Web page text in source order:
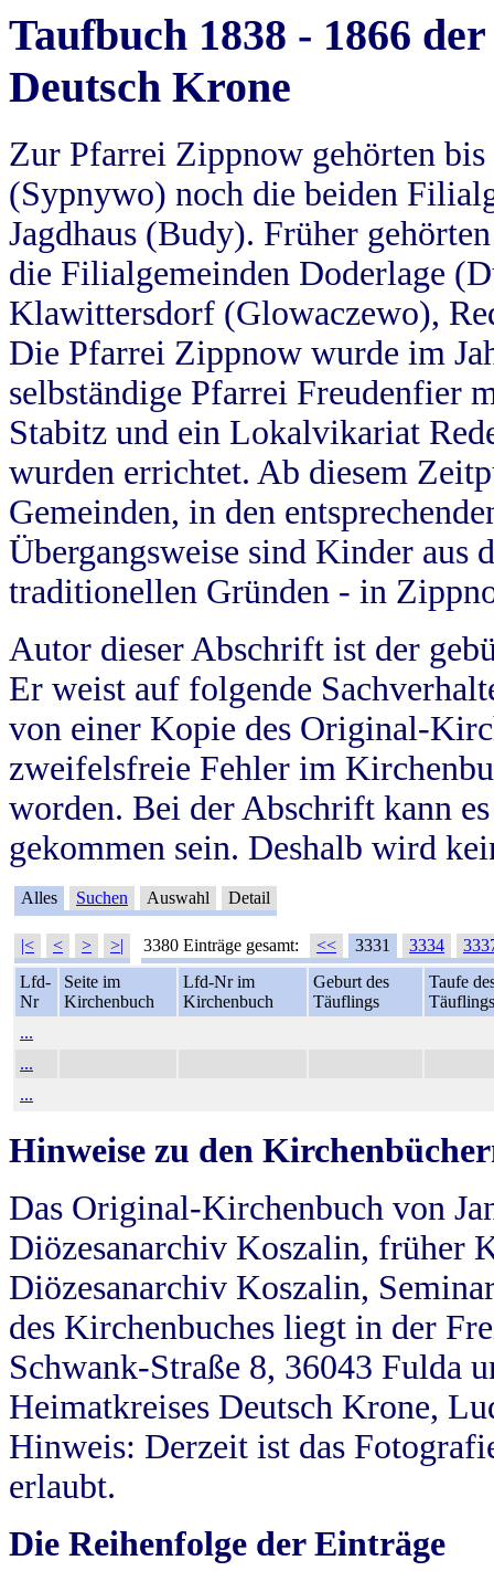
Taufbuch 1838 - 1866
Deutsch Krone
Zur Pfarrei Zippnow gehörten
(Sypnywo) noch die beiden
Jagdhaus (Budy). Früher
die Filialgemeinden Doderlage
Klawittersdorf (Glowaczewo),
Die Pfarrei Zippnow wurde im
selbständige Pfarrei Freudenfier
Stabitz und ein Lokalvikariat
wurden errichtet. Ab diesem
Gemeinden, in den
Übergangsweise sind Kinder aus
traditionellen Gründen - in
Autor dieser Abschrift ist der
Er weist auf folgende
von einer Kopie des Original-
zweifelsfreie Fehler im
worden. Bei der Abschrift kann
gekommen sein. Deshalb wird
Alles Suchen Auswahl Detail
|< < > >| 3380 Einträge gesamt: << 3331 3334
Lfd-
Nr
Seite im
Kirchenbuch
Lfd-Nr im
Kirchenbuch
Geburt des
Täuflings
Taufe
Täuflings
...
...
...
Hinweise zu den
Das Original-Kirchenbuch von
Diözesanarchiv Koszalin, früher
Diözesanarchiv Koszalin,
des Kirchenbuches liegt in der
Schwank-Straße 8, 36043 Fulda
Heimatkreises Deutsch Krone,
Hinweis: Derzeit ist das
erlaubt.
Die Reihenfolge der Einträge